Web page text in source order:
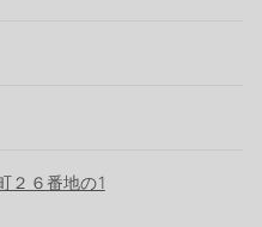
２６番地の1